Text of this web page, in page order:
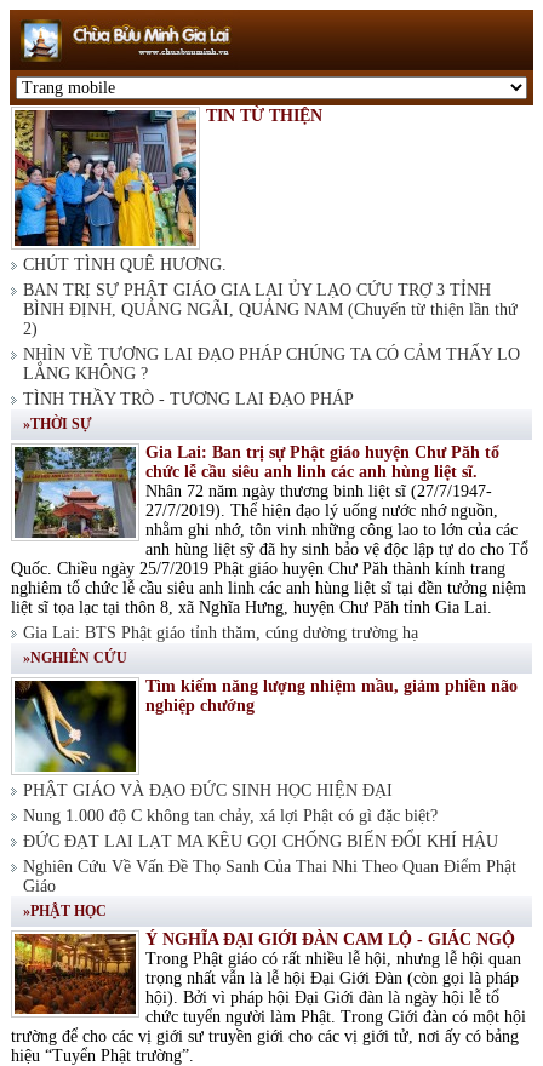
TIN TỪ THIỆN
CHÚT TÌNH QUÊ HƯƠNG.
BAN TRỊ SỰ PHẬT GIÁO GIA LAI ỦY LẠO CỨU TRỢ 3 TỈNH
BÌNH ĐỊNH, QUẢNG NGÃI, QUẢNG NAM (Chuyến từ thiện lần thứ
2)
NHÌN VỀ TƯƠNG LAI ĐẠO PHÁP CHÚNG TA CÓ CẢM THẤY LO
LẮNG KHÔNG ?
TÌNH THẦY TRÒ - TƯƠNG LAI ĐẠO PHÁP
»THỜI SỰ
Gia Lai: Ban trị sự Phật giáo huyện Chư Păh tổ
chức lễ cầu siêu anh linh các anh hùng liệt sĩ.
Nhân 72 năm ngày thương binh liệt sĩ (27/7/1947-
27/7/2019). Thể hiện đạo lý uống nước nhớ nguồn,
nhằm ghi nhớ, tôn vinh những công lao to lớn của các
anh hùng liệt sỹ đã hy sinh bảo vệ độc lập tự do cho Tổ
Quốc. Chiều ngày 25/7/2019 Phật giáo huyện Chư Păh thành kính trang
nghiêm tổ chức lễ cầu siêu anh linh các anh hùng liệt sĩ tại đền tưởng niệm
liệt sĩ tọa lạc tại thôn 8, xã Nghĩa Hưng, huyện Chư Păh tỉnh Gia Lai.
Gia Lai: BTS Phật giáo tỉnh thăm, cúng dường trường hạ
»NGHIÊN CỨU
Tìm kiếm năng lượng nhiệm mầu, giảm phiền não
nghiệp chướng
PHẬT GIÁO VÀ ĐẠO ĐỨC SINH HỌC HIỆN ĐẠI
Nung 1.000 độ C không tan chảy, xá lợi Phật có gì đặc biệt?
ĐỨC ĐẠT LAI LẠT MA KÊU GỌI CHỐNG BIẾN ĐỔI KHÍ HẬU
Nghiên Cứu Về Vấn Đề Thọ Sanh Của Thai Nhi Theo Quan Điểm Phật
Giáo
»PHẬT HỌC
Ý NGHĨA ĐẠI GIỚI ĐÀN CAM LỘ - GIÁC NGỘ
Trong Phật giáo có rất nhiều lễ hội, nhưng lễ hội quan
trọng nhất vẫn là lễ hội Đại Giới Đàn (còn gọi là pháp
hội). Bởi vì pháp hội Đại Giới đàn là ngày hội lễ tổ
chức tuyển người làm Phật. Trong Giới đàn có một hội
trường để cho các vị giới sư truyền giới cho các vị giới tử, nơi ấy có bảng
hiệu “Tuyển Phật trường”.